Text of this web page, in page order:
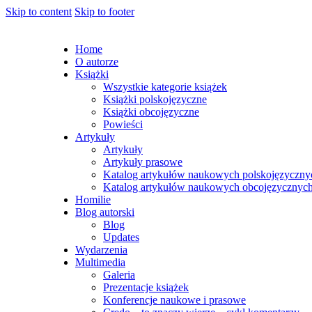
Skip to content Skip to footer
Home
O autorze
Książki
Wszystkie kategorie książek
Książki polskojęzyczne
Książki obcojęzyczne
Powieści
Artykuły
Artykuły
Artykuły prasowe
Katalog artykułów naukowych
Katalog artykułów naukowych
Homilie
Blog autorski
Blog
Updates
Wydarzenia
Multimedia
Galeria
Prezentacje książek
Konferencje naukowe i prasowe